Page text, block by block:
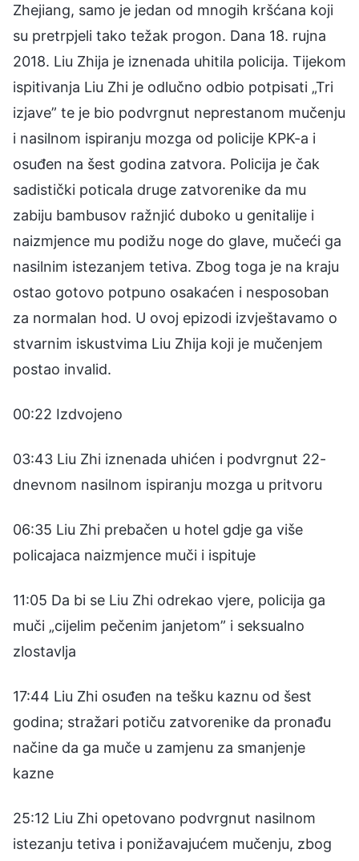
Zhejiang, samo je jedan od mnogih kršćana koji
su pretrpjeli tako težak progon. Dana 18. rujna
2018. Liu Zhija je iznenada uhitila policija. Tijekom
ispitivanja Liu Zhi je odlučno odbio potpisati „Tri
izjave” te je bio podvrgnut neprestanom mučenju
i nasilnom ispiranju mozga od policije KPK-a i
osuđen na šest godina zatvora. Policija je čak
sadistički poticala druge zatvorenike da mu
zabiju bambusov ražnjić duboko u genitalije i
naizmjence mu podižu noge do glave, mučeći ga
nasilnim istezanjem tetiva. Zbog toga je na kraju
ostao gotovo potpuno osakaćen i nesposoban
za normalan hod. U ovoj epizodi izvještavamo o
stvarnim iskustvima Liu Zhija koji je mučenjem
postao invalid.
00:22 Izdvojeno
03:43 Liu Zhi iznenada uhićen i podvrgnut 22-
dnevnom nasilnom ispiranju mozga u pritvoru
06:35 Liu Zhi prebačen u hotel gdje ga više
policajaca naizmjence muči i ispituje
11:05 Da bi se Liu Zhi odrekao vjere, policija ga
muči „cijelim pečenim janjetom” i seksualno
zlostavlja
17:44 Liu Zhi osuđen na tešku kaznu od šest
godina; stražari potiču zatvorenike da pronađu
načine da ga muče u zamjenu za smanjenje
kazne
25:12 Liu Zhi opetovano podvrgnut nasilnom
istezanju tetiva i ponižavajućem mučenju, zbog